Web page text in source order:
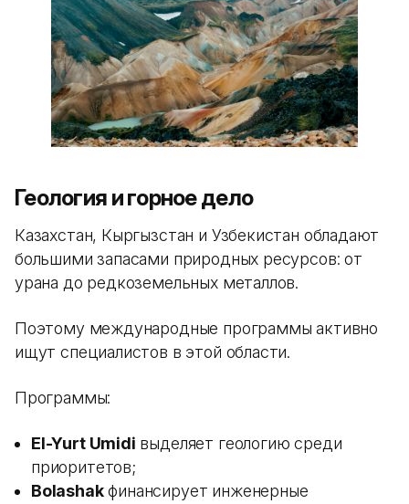
Геология и горное дело
Казахстан, Кыргызстан и Узбекистан обладают
большими запасами природных ресурсов: от
урана до редкоземельных металлов.
Поэтому международные программы активно
ищут специалистов в этой области.
Программы:
El-Yurt Umidi выделяет геологию среди
приоритетов;
Bolashakфинансирует инженерные